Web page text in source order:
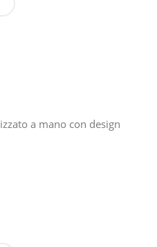
a mano con design